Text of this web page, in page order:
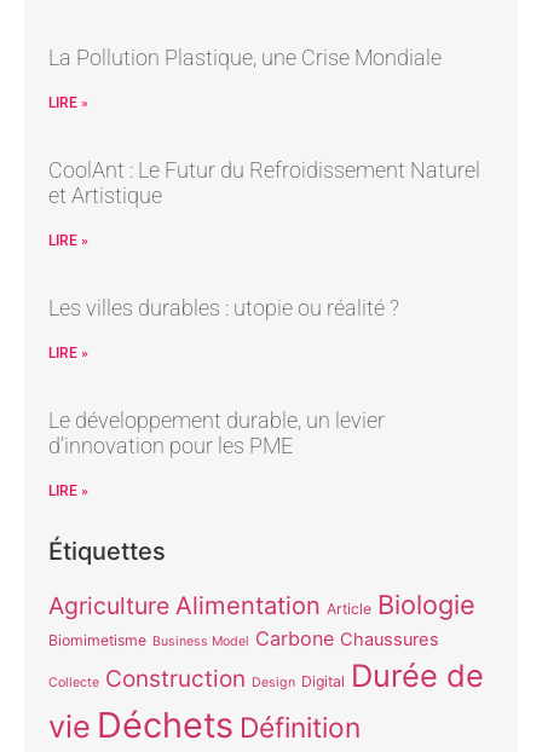
La Pollution Plastique, une Crise Mondiale
LIRE »
CoolAnt : Le Futur du Refroidissement Naturel
et Artistique
LIRE »
Les villes durables : utopie ou réalité ?
LIRE »
Le développement durable, un levier
d’innovation pour les PME
LIRE »
Étiquettes
Agriculture Alimentation Article Biologie
Biomimetisme Business Model Carbone Chaussures
Collecte Construction Design Digital Durée de
vie Déchets Définition